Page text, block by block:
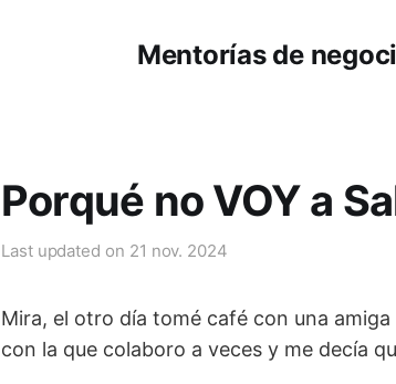
Mentorías de
Porqué no VOY a
Last updated on 21 nov. 2024
Mira, el otro día tomé café con una
con la que colaboro a veces y me decía